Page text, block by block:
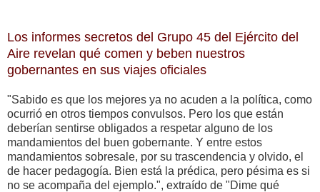
Los informes secretos del Grupo 45 del Ejército del
Aire revelan qué comen y beben nuestros
gobernantes en sus viajes oficiales
"Sabido es que los mejores ya no acuden a la política, como
ocurrió en otros tiempos convulsos. Pero los que están
deberían sentirse obligados a respetar alguno de los
mandamientos del buen gobernante. Y entre estos
mandamientos sobresale, por su trascendencia y olvido, el
de hacer pedagogía. Bien está la prédica, pero pésima es si
no se acompaña del ejemplo.", extraído de "Dime qué